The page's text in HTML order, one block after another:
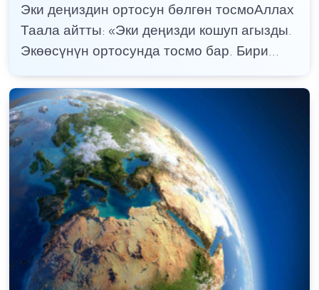
Эки деңиздин ортосун бөлгөн тосмоАллах
Таала айтты: «Эки деңизди кошуп агызды.
Экөөсүнүн ортосунда тосмо бар. Бири...